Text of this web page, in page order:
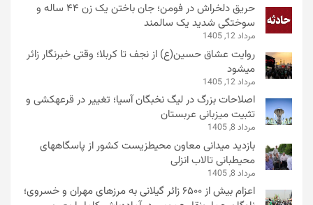
حریق دلخراش در فومن؛ جان باختن یک زن ۴۴ ساله و
سوختگی شدید یک سالمند
مرداد 12, 1405
روایت عشاق حسین(ع) از نجف تا کربلا؛ وقتی خبرنگار زائر
میشود
مرداد 12, 1405
اصلاحات بزرگ در لیگ نخبگان آسیا؛ تغییر در قرعهکشی و
تثبیت میزبانی عربستان
مرداد 8, 1405
بازدید میدانی معاون محیطزیست کشور از پاسگاههای
محیطبانی تالاب انزلی
مرداد 8, 1405
اعزام بیش از ۶۵۰۰ زائر گیلانی به مرزهای مهران و خسروی؛